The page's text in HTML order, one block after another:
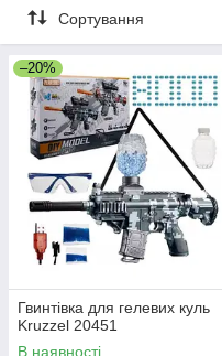
Сортування
–20%
Гвинтівка для гелевих куль
Kruzzel 20451
В наявності